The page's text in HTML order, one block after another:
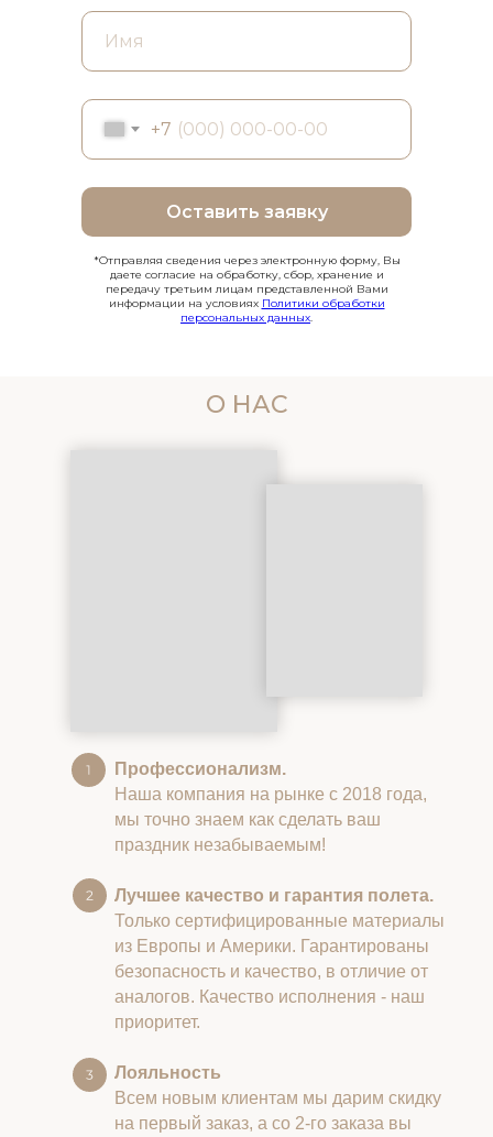
+7
Оставить заявку
*Отправляя сведения через электронную форму, Вы
даете согласие на обработку, сбор, хранение и
передачу третьим лицам представленной Вами
информации на условиях Политики обработки
персональных данных.
О НАС
Профессионализм.
Наша компания на рынке с 2018 года,
мы точно знаем как сделать ваш
праздник незабываемым!
Лучшее качество и гарантия полета.
Только сертифицированные материалы
из Европы и Америки. Гарантированы
безопасность и качество, в отличие от
аналогов. Качество исполнения - наш
приоритет.
Лояльность
Всем новым клиентам мы дарим скидку
на первый заказ, а со 2-го заказа вы